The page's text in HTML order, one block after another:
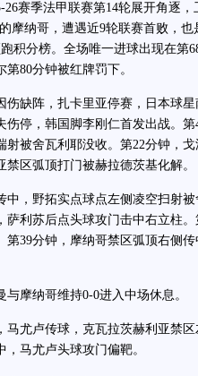
26赛季法甲联赛第14轮展开角逐
摩纳哥，遭遇近9轮联赛首败，
积分榜。全场唯一进球出现在第
80分钟被红牌罚下。
伤缺阵，扎卡里亚停赛，日本球
伤停，韩国脚李刚仁首发出战。
射被舍瓦利耶没收。第22分钟，
区弧顶打门被赫拉德茨基化解。
中，野拓实点球点左侧凌空扫射
萨利苏后点头球攻门击中右立柱
第39分钟，摩纳哥禁区弧顶右侧
摩纳哥维持0-0进入中场休息。
马尤卢传球，克瓦拉茨赫利亚禁
马尤卢头球攻门偏靶。